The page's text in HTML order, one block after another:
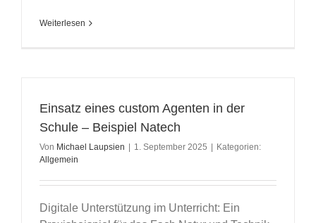
Weiterlesen
Einsatz eines custom Agenten in der
Schule – Beispiel Natech
Von Michael Laupsien 1. September 2025
Kategorien:
Allgemein
Digitale Unterstützung im Unterricht: Ein